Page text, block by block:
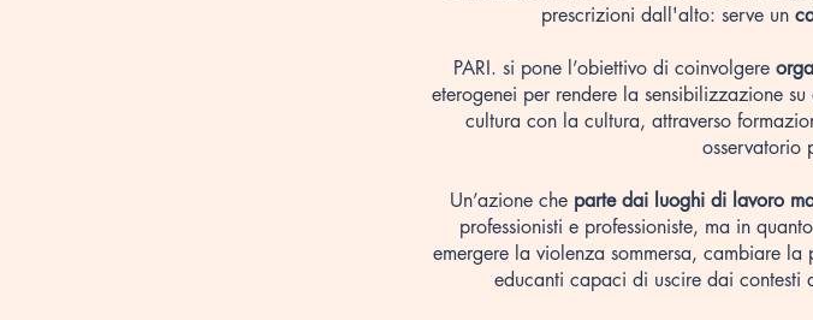
prescrizioni dall'alto: serve un
PARI. si pone l’obiettivo di coinvolgere
eterogenei per rendere la sensibilizzazione
cultura con la cultura, attraverso
osservatorio
Un’azione che parte dai luoghi di lavoro
professionisti e professioniste, ma in
emergere la violenza sommersa, cambiare
educanti capaci di uscire dai contesti